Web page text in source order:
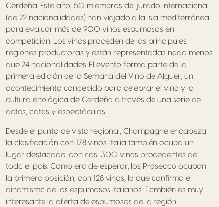
Cerdeña. Este año, 50 miembros del jurado internacional
(de 22 nacionalidades) han viajado a la isla mediterránea
para evaluar más de 900 vinos espumosos en
competición. Los vinos proceden de las principales
regiones productoras y están representadas nada menos
que 24 nacionalidades. El evento forma parte de la
primera edición de la Semana del Vino de Alguer, un
acontecimiento concebido para celebrar el vino y la
cultura enológica de Cerdeña a través de una serie de
actos, catas y espectáculos.
Desde el punto de vista regional, Champagne encabeza
la clasificación con 178 vinos. Italia también ocupa un
lugar destacado, con casi 300 vinos procedentes de
todo el país. Como era de esperar, los Prosecco ocupan
la primera posición, con 128 vinos, lo que confirma el
dinamismo de los espumosos italianos. También es muy
interesante la oferta de espumosos de la región